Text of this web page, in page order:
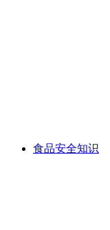
食品安全知识